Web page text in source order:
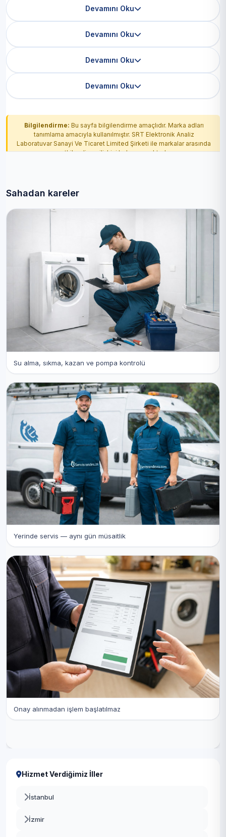
Devamını Oku
Devamını Oku
Devamını Oku
Devamını Oku
Bilgilendirme: Bu sayfa bilgilendirme amaçlıdır. Marka adları
tanımlama amacıyla kullanılmıştır. SRT Elektronik Analiz
Laboratuvar Sanayi Ve Ticaret Limited Şirketi ile markalar arasında
yetkilendirme ilişkisi bulunmamaktadır.
Sahadan kareler
Su alma, sıkma, kazan ve pompa kontrolü
Yerinde servis — aynı gün müsaitlik
Onay alınmadan işlem başlatılmaz
Hizmet Verdiğimiz İller
İstanbul
İzmir